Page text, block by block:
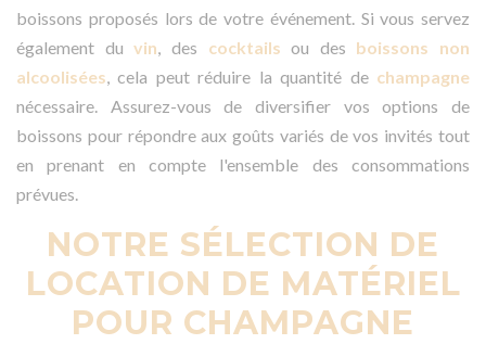
boissons proposés lors de votre événement. Si vous servez
également duvin , des cocktails ou des boissons non
alcoolisées , cela peut réduire la quantité de champagne
nécessaire. Assurez-vous de diversifier vos options de
boissons pour répondre aux goûts variés de vos invités tout
en prenant en compte l'ensemble des consommations
prévues.
NOTRE SÉLECTION DE
LOCATION DE MATÉRIEL
POUR CHAMPAGNE